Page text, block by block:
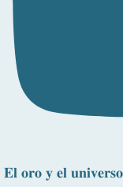
𝐄𝐥 𝐨𝐫𝐨 𝐲 𝐞𝐥